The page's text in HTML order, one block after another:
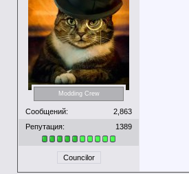
Modding Crew
Сообщений:
2,863
Репутация:
1389
Councilor